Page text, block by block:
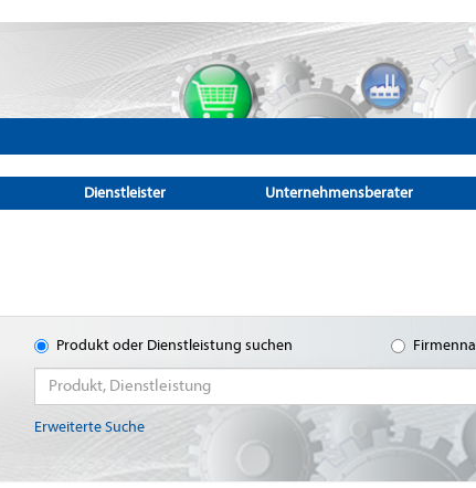
Dienstleister Unternehmensberater
Produkt oder Dienstleistung suchen
Erweiterte Suche